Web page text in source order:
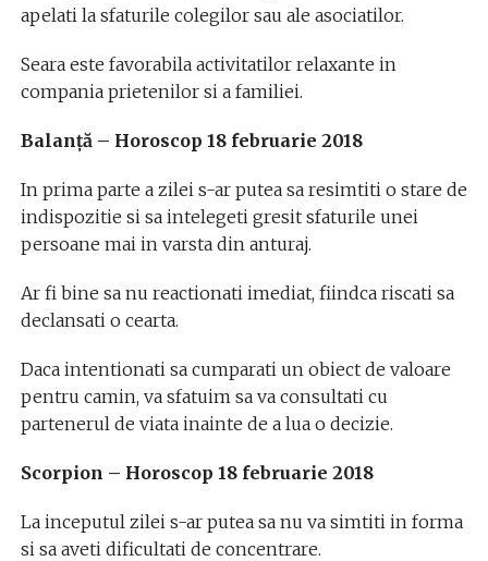
apelati la sfaturile colegilor sau ale asociatilor.
Seara este favorabila activitatilor relaxante in
compania prietenilor si a familiei.
Balanță – Horoscop 18 februarie 2018
In prima parte a zilei s-ar putea sa resimtiti o stare de
indispozitie si sa intelegeti gresit sfaturile unei
persoane mai in varsta din anturaj.
Ar fi bine sa nu reactionati imediat, fiindca riscati sa
declansati o cearta.
Daca intentionati sa cumparati un obiect de valoare
pentru camin, va sfatuim sa va consultati cu
partenerul de viata inainte de a lua o decizie.
Scorpion – Horoscop 18 februarie 2018
La inceputul zilei s-ar putea sa nu va simtiti in forma
si sa aveti dificultati de concentrare.